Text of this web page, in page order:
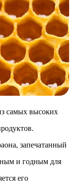
самых высоких
запечатанный
и годным для
его